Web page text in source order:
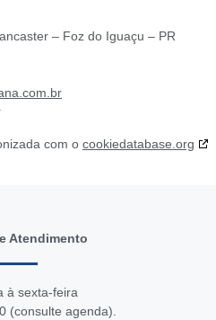
– Foz do Iguaçu – PR
com o cookiedatabase.org
Atendimento
à sexta-feira
(consulte agenda).